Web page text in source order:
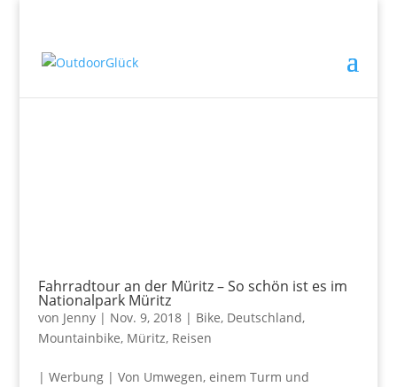
Fahrradtour an der Müritz – So schön ist es im
Nationalpark Müritz
von Jenny| Nov. 9, 2018| Bike, Deutschland,
Mountainbike, Müritz, Reisen
| Werbung | Von Umwegen, einem Turm und